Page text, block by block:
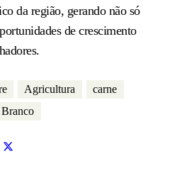
da região, gerando não só
de crescimento
Agricultura
carne